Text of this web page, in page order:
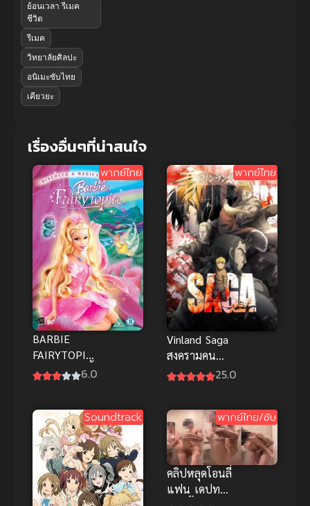
ย้อนเวลา รีเมค
ชีวิต
รีเมค
วิทยาลัยศิลปะ
อนิเมะซับไทย
เคียวยะ
เรื่องอื่นๆที่น่าสนใจ
พากย์ไทย
BARBIE
FAIRYTOPIA
(2005) บาร์บี้
พากย์ไทย
6.0
พากย์ไทย
Vinland Saga
สงครามคน
ทมิฬ ซับไทย25.0
Soundtrack พากย์ไทย/ซับ
คลิปหลุดโอนลี่
แฟน เดปทอรี่